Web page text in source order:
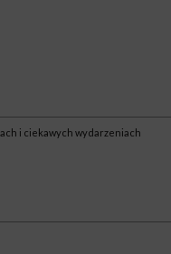
i ciekawych wydarzeniach